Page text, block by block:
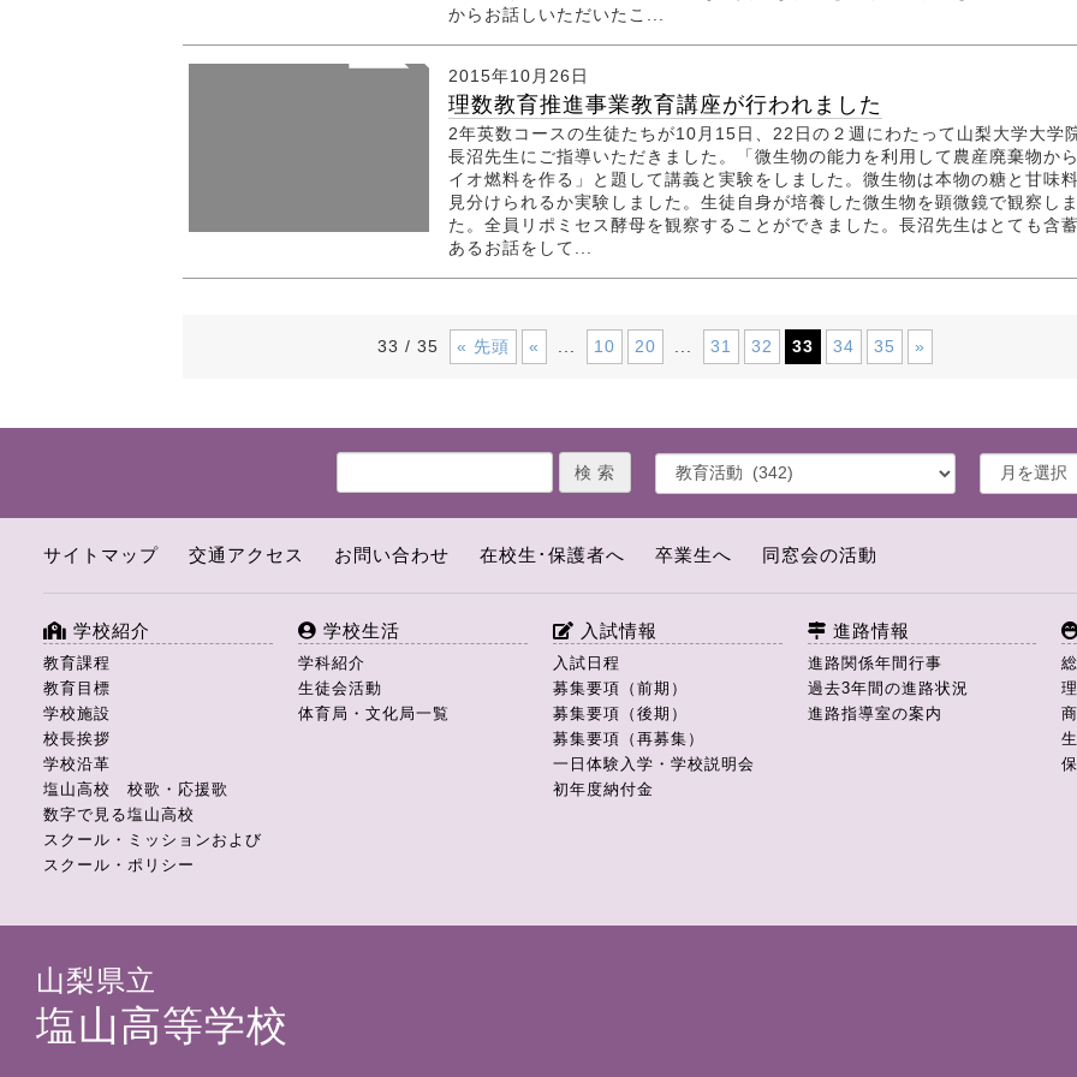
からお話しいただいたこ...
2015年10月26日
理数教育推進事業教育講座が行われました
2年英数コースの生徒たちが10月15日、22日の２週にわたって山梨大学大学
長沼先生にご指導いただきました。「微生物の能力を利用して農産廃棄物か
イオ燃料を作る」と題して講義と実験をしました。微生物は本物の糖と甘味
見分けられるか実験しました。生徒自身が培養した微生物を顕微鏡で観察し
た。全員リポミセス酵母を観察することができました。長沼先生はとても含
あるお話をして...
33 / 35 « 先頭 « 10 20 31 32 33 34 35 »
サイトマップ 交通アクセス お問い合わせ 在校生･保護者へ 卒業生へ 同窓会の活動
学校紹介
教育課程
教育目標
学校施設
校長挨拶
学校沿革
塩山高校 校歌・応援歌
数字で見る塩山高校
スクール・ミッションおよび
スクール・ポリシー
学校生活
学科紹介
生徒会活動
体育局・文化局一覧
入試情報
入試日程
募集要項（前期）
募集要項（後期）
募集要項（再募集）
一日体験入学・学校説明会
初年度納付金
進路情報
進路関係年間行事
過去3年間の進路状況
進路指導室の案内
山梨県立
塩山高等学校